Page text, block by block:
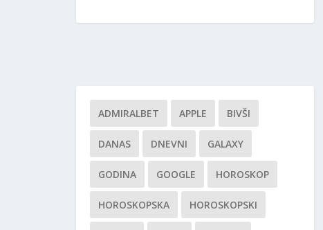
ADMIRALBET APPLE BIVŠI
DANAS DNEVNI GALAXY
GODINA GOOGLE HOROSKOP
HOROSKOPSKA HOROSKOPSKI